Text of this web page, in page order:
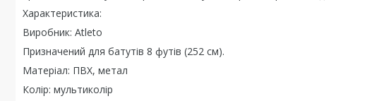
Характеристика:
Виробник: Atleto
Призначений для батутів 8 футів (252 см).
Матеріал: ПВХ, метал
Колір: мультиколір